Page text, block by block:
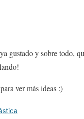
gustado y sobre todo,
ver más ideas :)